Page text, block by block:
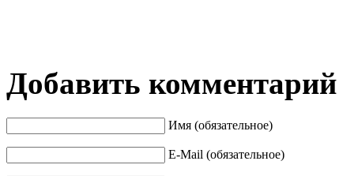
Добавить комментарий
Имя (обязательное)
E-Mail (обязательное)